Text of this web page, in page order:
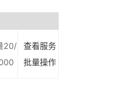
20/
查看服务
批量操作